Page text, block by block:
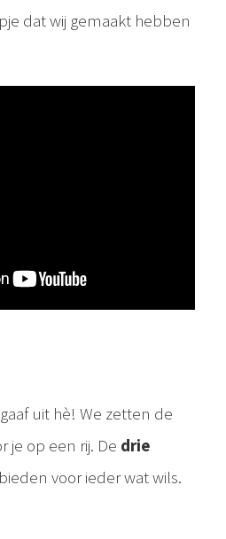
dat wij gemaakt hebben
uit hè! We zetten de
je op een rij. De drie
voor ieder wat wils.